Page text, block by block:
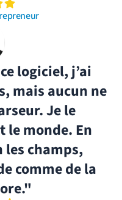
logiciel, j’ai
mais aucun ne
Je le
le monde. En
champs,
comme de la